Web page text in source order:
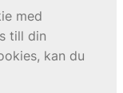
med
till din
kan du